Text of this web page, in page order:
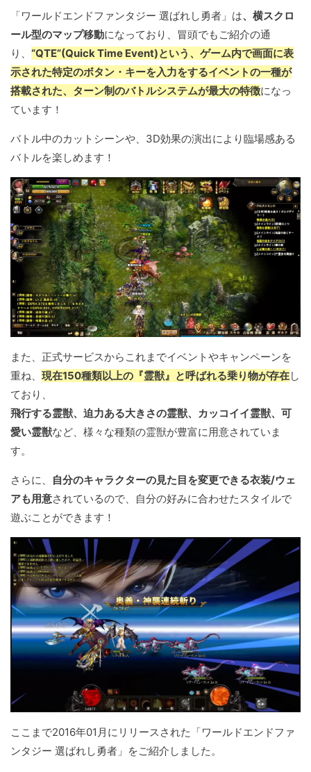
「ワールドエンドファンタジー 選ばれし勇者」は、横スクロ
ール型のマップ移動になっており、冒頭でもご紹介の通
り、 “QTE”(Quick Time Event)という、ゲーム内で画面に表
示された特定のボタン・キーを入力をするイベントの一種が
搭載された、ターン制のバトルシステムが最大の特徴になっ
ています！
バトル中のカットシーンや、3D効果の演出により臨場感ある
バトルを楽しめます！
また、正式サービスからこれまでイベントやキャンペーンを
重ね、 現在150種類以上の『霊獣』と呼ばれる乗り物が存在し
ており、
飛行する霊獣、迫力ある大きさの霊獣、カッコイイ霊獣、可
愛い霊獣など、様々な種類の霊獣が豊富に用意されていま
す。
さらに、
自分のキャラクターの見た目を変更できる衣装/ウェ
アも用意されているので、自分の好みに合わせたスタイルで
遊ぶことができます！
ここまで2016年01月にリリースされた「ワールドエンドファ
ンタジー 選ばれし勇者」をご紹介しました。